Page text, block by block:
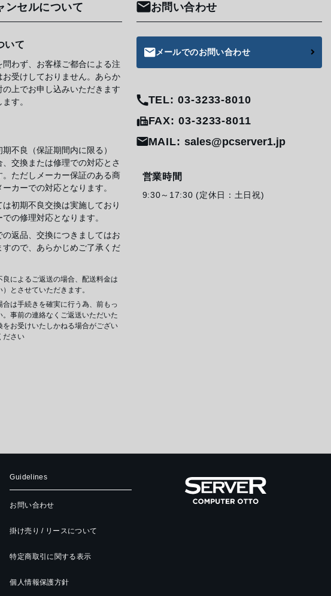
ンセルについて
いて
わず、お客様ご都合による注
お受けしておりません。あらか
の上でお申し込みいただきます
す。
不良（保証期間内に限る）
交換または修理での対応とさ
。ただしメーカー保証のある商
カーでの対応となります。
初期不良交換は実施しており
の修理対応となります。
の返品、交換につきましてはお
すので、あらかじめご了承くだ
良によるご返送の場合、配送料金は
とさせていただきます。
合は手続きを確実に行う為、前もっ
。事前の連絡なくご返送いただいた
をお受けいたしかねる場合がござい
ださい
お問い合わせ
メールでのお問い合わせ
TEL: 03-3233-8010
FAX: 03-3233-8011
MAIL: sales@pcserver1.jp
営業時間
9:30～17:30 (定休日：土日祝)
Guidelines
お問い合わせ
掛け売り / リースについて
特定商取引に関する表示
個人情報保護方針